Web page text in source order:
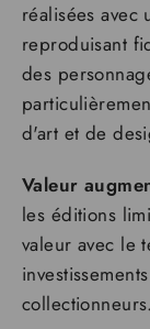
réalisées avec
reproduisant
des
d'art et de
Valeur
les éditions
valeur avec le
collectionneurs.